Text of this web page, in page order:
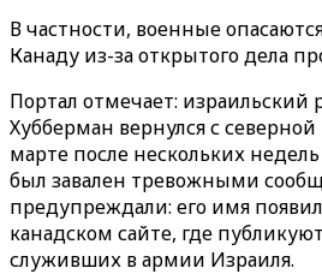
В частности, военные
Канаду из-за открытого дела
Портал отмечает: израильский
Хубберман вернулся с
марте после нескольких
был завален тревожными
предупреждали: его имя
канадском сайте, где
служивших в армии Израиля.